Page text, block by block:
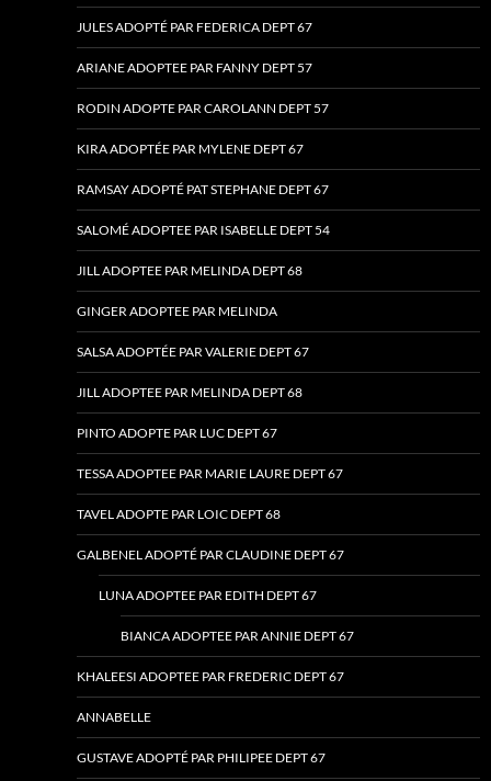
JULES ADOPTÉ PAR FEDERICA DEPT 67
ARIANE ADOPTEE PAR FANNY DEPT 57
RODIN ADOPTE PAR CAROLANN DEPT 57
KIRA ADOPTÉE PAR MYLENE DEPT 67
RAMSAY ADOPTÉ PAT STEPHANE DEPT 67
SALOMÉ ADOPTEE PAR ISABELLE DEPT 54
JILL ADOPTEE PAR MELINDA DEPT 68
GINGER ADOPTEE PAR MELINDA
SALSA ADOPTÉE PAR VALERIE DEPT 67
JILL ADOPTEE PAR MELINDA DEPT 68
PINTO ADOPTE PAR LUC DEPT 67
TESSA ADOPTEE PAR MARIE LAURE DEPT 67
TAVEL ADOPTE PAR LOIC DEPT 68
GALBENEL ADOPTÉ PAR CLAUDINE DEPT 67
LUNA ADOPTEE PAR EDITH DEPT 67
BIANCA ADOPTEE PAR ANNIE DEPT 67
KHALEESI ADOPTEE PAR FREDERIC DEPT 67
ANNABELLE
GUSTAVE ADOPTÉ PAR PHILIPEE DEPT 67